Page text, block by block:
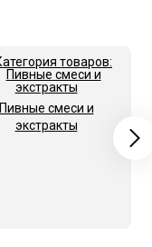
Пивные смеси и
экстракты